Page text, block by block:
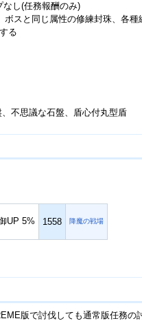
し(任務報酬のみ)
スと同じ属性の修練封珠、各種
る
不思議な石盤、盾心付丸型盾
UP 5% 1558 降魔の戦場
版で討伐しても通常版任務の